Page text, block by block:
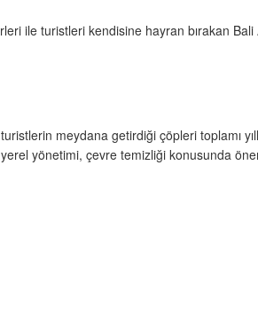
ile turistleri kendisine hayran bırakan Bali
turistlerin meydana getirdiği çöpleri
yönetimi, çevre temizliği konusunda